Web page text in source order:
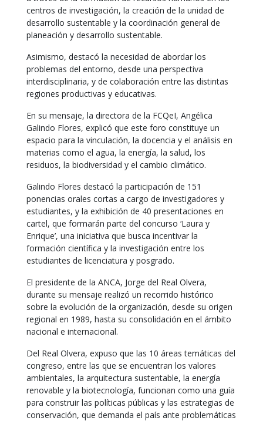
centros de investigación, la creación de la unidad de
desarrollo sustentable y la coordinación general de
planeación y desarrollo sustentable.
Asimismo, destacó la necesidad de abordar los
problemas del entorno, desde una perspectiva
interdisciplinaria, y de colaboración entre las distintas
regiones productivas y educativas.
En su mensaje, la directora de la FCQeI, Angélica
Galindo Flores, explicó que este foro constituye un
espacio para la vinculación, la docencia y el análisis en
materias como el agua, la energía, la salud, los
residuos, la biodiversidad y el cambio climático.
Galindo Flores destacó la participación de 151
ponencias orales cortas a cargo de investigadores y
estudiantes, y la exhibición de 40 presentaciones en
cartel, que formarán parte del concurso ‘Laura y
Enrique’, una iniciativa que busca incentivar la
formación científica y la investigación entre los
estudiantes de licenciatura y posgrado.
El presidente de la ANCA, Jorge del Real Olvera,
durante su mensaje realizó un recorrido histórico
sobre la evolución de la organización, desde su origen
regional en 1989, hasta su consolidación en el ámbito
nacional e internacional.
Del Real Olvera, expuso que las 10 áreas temáticas del
congreso, entre las que se encuentran los valores
ambientales, la arquitectura sustentable, la energía
renovable y la biotecnología, funcionan como una guía
para construir las políticas públicas y las estrategias de
conservación, que demanda el país ante problemáticas